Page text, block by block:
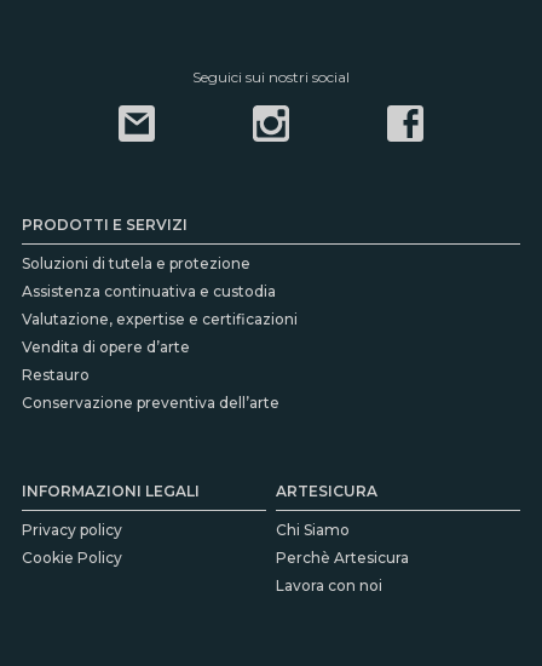
Seguici sui nostri social
PRODOTTI E SERVIZI
Soluzioni di tutela e protezione
Assistenza continuativa e custodia
Valutazione, expertise e certificazioni
Vendita di opere d’arte
Restauro
Conservazione preventiva dell’arte
INFORMAZIONI LEGALI
Privacy policy
Cookie Policy
ARTESICURA
Chi Siamo
Perchè Artesicura
Lavora con noi